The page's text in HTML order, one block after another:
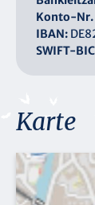
Konto-Nr.
IBAN:
SWIFT-
Karte